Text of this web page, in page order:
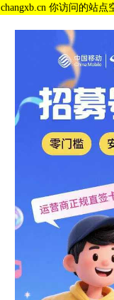
changxb.cn 你访问的站